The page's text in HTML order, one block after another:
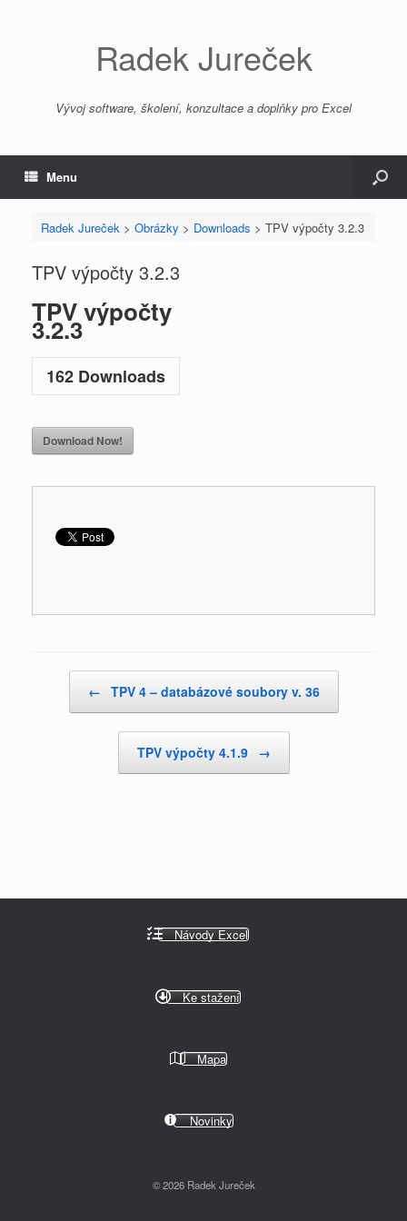
Radek Jureček
Vývoj software, školení, konzultace a doplňky pro Excel
Menu
Radek Jureček > Obrázky > Downloads > TPV výpočty 3.2.3
TPV výpočty 3.2.3
TPV výpočty
3.2.3
162 Downloads
Download Now!
← TPV 4 – databázové soubory v. 36
TPV výpočty 4.1.9 →
Návody Excel
Ke stažení
Mapa
Novinky
© 2026 Radek Jureček